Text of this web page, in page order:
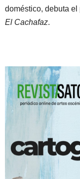
doméstico, debuta
El Cachafaz.